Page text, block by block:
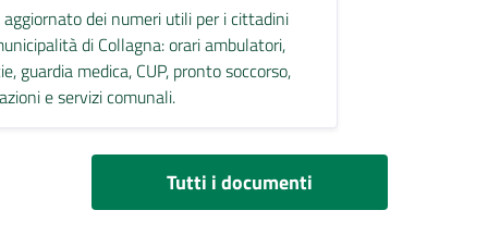
aggiornato dei numeri utili per i cittadini
di Collagna: orari ambulatori,
guardia medica, CUP, pronto soccorso,
e servizi comunali.
Tutti i documenti